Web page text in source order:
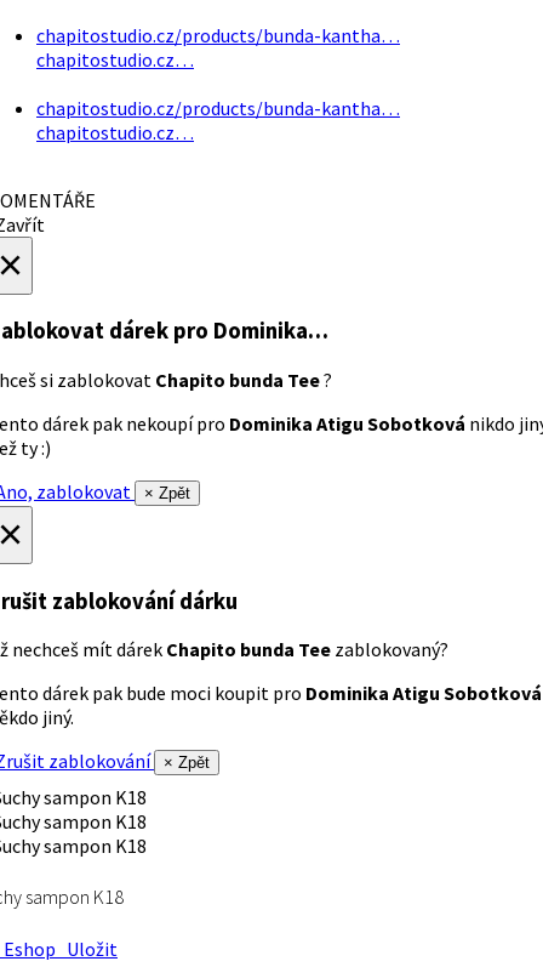
chapitostudio.cz/products/bunda-kantha…
chapitostudio.cz…
chapitostudio.cz/products/bunda-kantha…
chapitostudio.cz…
dárek pro Dominika…
si zablokovat Chapito bunda Tee?
dárek pak nekoupí pro Dominika Atigu Sobotková nikdo
ty :)
zablokovat
× Zpět
zablokování dárku
nechceš mít dárek Chapito bunda Tee zablokovaný?
dárek pak bude moci koupit pro Dominika Atigu Sobotková
jiný.
zablokování
× Zpět
sampon K18
Uložit